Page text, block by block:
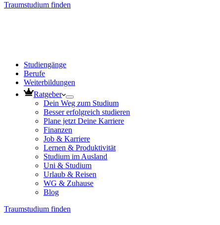
Traumstudium finden
Studiengänge
Berufe
Weiterbildungen
Ratgeber
Dein Weg zum Studium
Besser erfolgreich studieren
Plane jetzt Deine Karriere
Finanzen
Job & Karriere
Lernen & Produktivität
Studium im Ausland
Uni & Studium
Urlaub & Reisen
WG & Zuhause
Blog
Traumstudium finden